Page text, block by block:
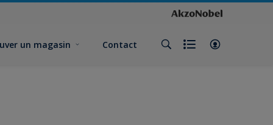
un magasin Contact